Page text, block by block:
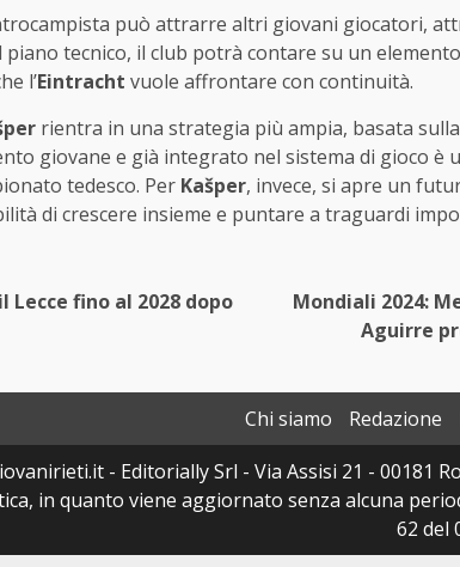
può attrarre altri giovani giocatori,
piano tecnico, il club potrà contare su un
l’Eintracht vuole affrontare con continuità.
rientra in una strategia più ampia, basata
giovane e già integrato nel sistema di gioco è
tedesco. Per Kašper, invece, si apre un
di crescere insieme e puntare a traguardi
Lecce fino al 2028 dopo
Mondiali 2024:
Aguirre
Chi siamo Redazione
- Editorially Srl - Via Assisi 21 - 00181
in quanto viene aggiornato senza alcuna
62 del